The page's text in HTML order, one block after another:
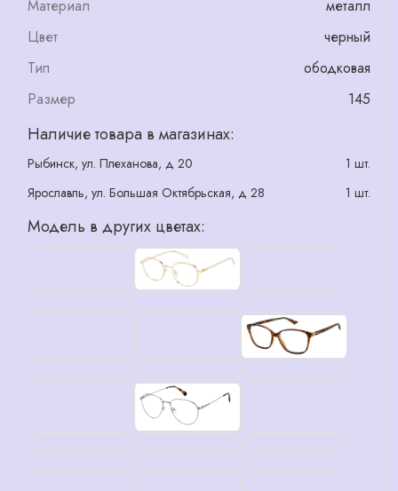
Материал
металл
Цвет
черный
Тип
ободковая
Размер
145
Наличие товара в магазинах:
Рыбинск, ул. Плеханова, д 20
1 шт.
Ярославль, ул. Большая Октябрьская, д 28
1 шт.
Модель в других цветах: